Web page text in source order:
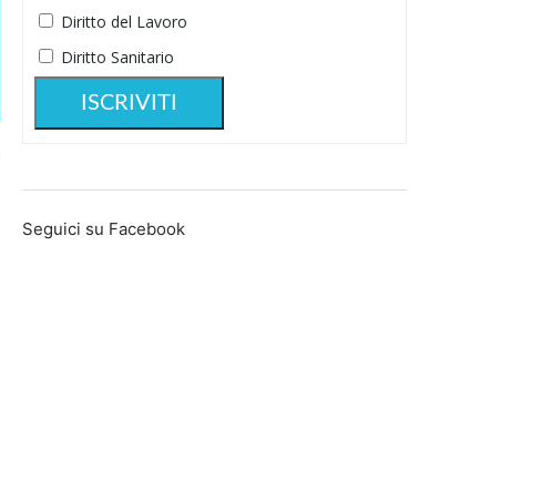
Diritto del Lavoro
Diritto Sanitario
Seguici su Facebook